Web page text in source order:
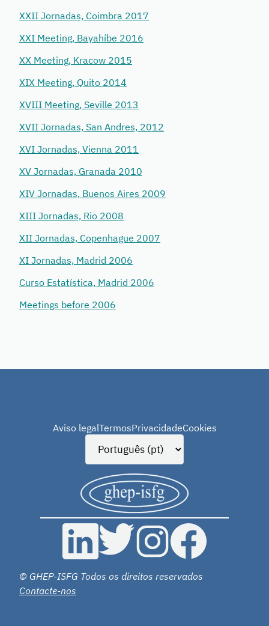
XXII Jornadas, Coimbra 2017
XXI Meeting, Bayahíbe 2016
XX Meeting, Kracow 2015
XIX Meeting, Quito 2014
XVIII Meeting, Seville 2013
XVII Jornadas, San Andres, 2012
XVI Jornadas, Vienna 2011
XV Jornadas, Granada 2010
XIV Jornadas, Buenos Aires 2009
XIII Jornadas, Rio 2008
XII Jornadas, Copenhague 2007
XI Jornadas, Madrid 2006
Curso Estatística, Madrid 2006
Meetings before 2006
Aviso legalTermosPrivacidadeCookies
© GHEP-ISFG Todos os direitos reservados
Contacte-nos